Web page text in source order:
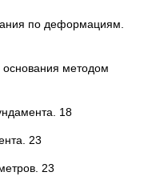
по деформациям.
методом
18
23
23